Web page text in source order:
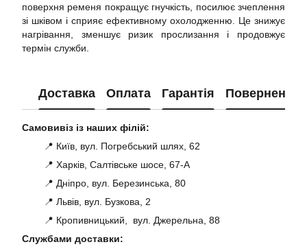
поверхня ременя покращує гнучкість, посилює зчеплення
зі шківом і сприяє ефективному охолодженню. Це знижує
нагрівання, зменшує ризик прослизання і продовжує
термін служби.
Доставка Оплата Гарантія Повернення
Самовивіз із наших філій:
📍 Київ, вул. Погребський шлях, 62
📍 Харків, Салтівське шосе, 67-А
📍 Дніпро, вул. Березинська, 80
📍 Львів, вул. Бузкова, 2
📍 Кропивницький, вул. Джерельна, 88
Службами доставки: